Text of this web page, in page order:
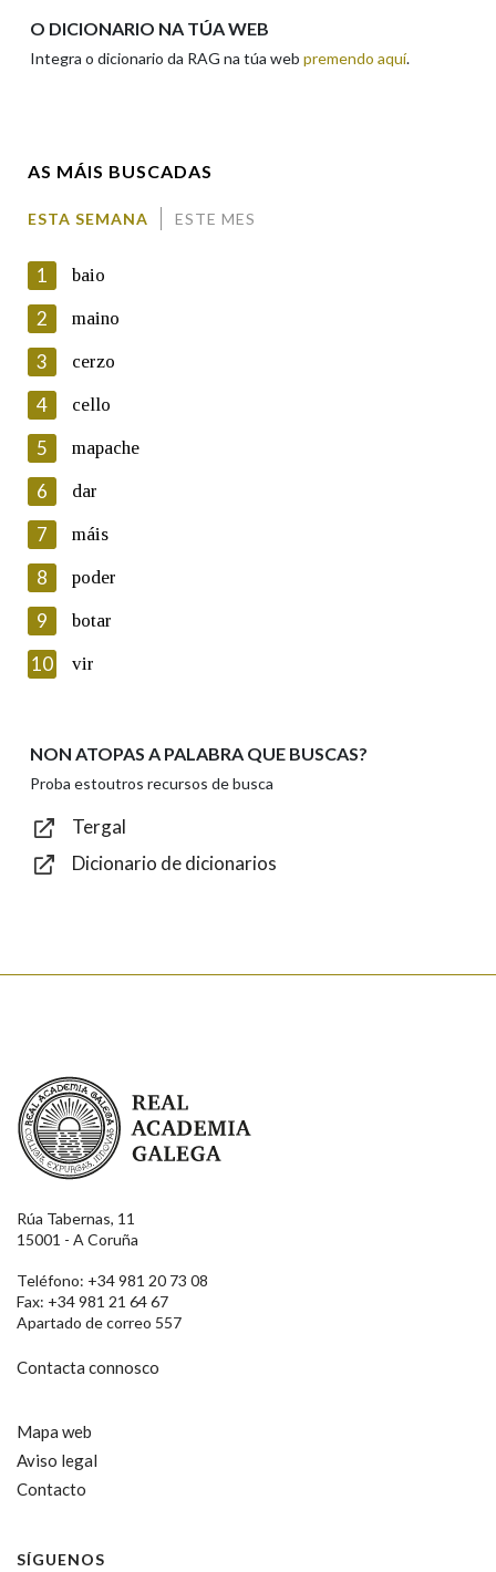
En cumprimento da normativa vixente en materia de
Protección de Datos de Carácter Persoal, a Real Academia
Galega informa a aqueles usuarios que faciliten o seu correo
electrónico, así como calquera outra información de carácter
persoal, que estes datos serán obxecto de tratamento
automatizado de carácter confidencial e incorporados aos seus
ficheiros informáticos. Así mesmo, os usuarios poderán exercer o
seu dereito de acceso, rectificación, oposición e cancelación dos
seus datos poñéndose en contacto connosco.
Lin e acepto as condicións da política de
Introduce o código que aparece na imaxe:
Texto de verificación
O DICIONARIO NA TÚA WEB
Integra o dicionario da RAG na túa web premendo aquí.
AS MÁIS BUSCADAS
ESTA SEMANA ESTE MES
1 baio
2 maino
3 cerzo
4 cello
5 mapache
6 dar
7 máis
8 poder
9 botar
10 vir
NON ATOPAS A PALABRA QUE BUSCAS?
Proba estoutros recursos de busca
Tergal
Dicionario de dicionarios
Real Academia Galega
Rúa Tabernas, 11
15001 - A Coruña
Teléfono: +34 981 20 73 08
Fax: +34 981 21 64 67
Apartado de correo 557
Contacta connosco
Mapa web
Aviso legal
Contacto
SÍGUENOS